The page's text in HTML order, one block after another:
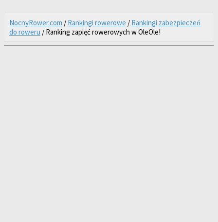
NocnyRower.com / Rankingi rowerowe / Rankingi zabezpieczeń
do roweru / Ranking zapięć rowerowych w OleOle!